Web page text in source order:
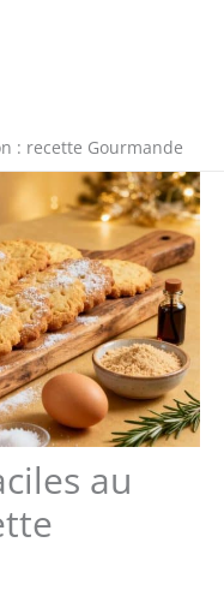
: recette Gourmande
au